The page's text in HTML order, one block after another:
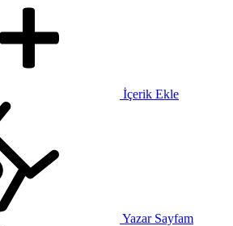
İçerik Ekle
Yazar Sayfam